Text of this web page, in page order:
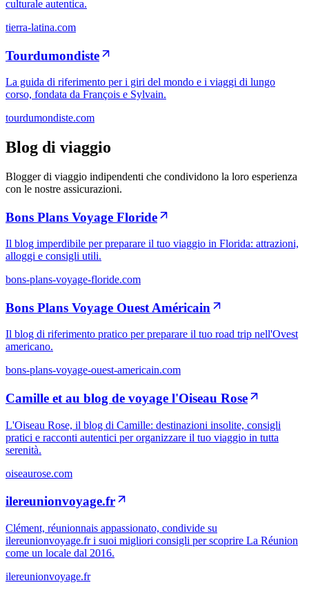
culturale autentica.
tierra-latina.com
Tourdumondiste
La guida di riferimento per i giri del mondo e i viaggi di lungo
corso, fondata da François e Sylvain.
tourdumondiste.com
Blog di viaggio
Blogger di viaggio indipendenti che condividono la loro esperienza
con le nostre assicurazioni.
Bons Plans Voyage Floride
Il blog imperdibile per preparare il tuo viaggio in Florida: attrazioni,
alloggi e consigli utili.
bons-plans-voyage-floride.com
Bons Plans Voyage Ouest Américain
Il blog di riferimento pratico per preparare il tuo road trip nell'Ovest
americano.
bons-plans-voyage-ouest-americain.com
Camille et au blog de voyage l'Oiseau Rose
L'Oiseau Rose, il blog di Camille: destinazioni insolite, consigli
pratici e racconti autentici per organizzare il tuo viaggio in tutta
serenità.
oiseaurose.com
ilereunionvoyage.fr
Clément, réunionnais appassionato, condivide su
ilereunionvoyage.fr i suoi migliori consigli per scoprire La Réunion
come un locale dal 2016.
ilereunionvoyage.fr